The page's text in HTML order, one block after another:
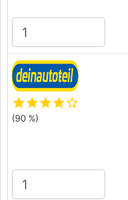
starstarstarstarstar_outline
(90 %)